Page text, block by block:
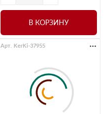
В КОРЗИНУ
Арт. KerKi-37955